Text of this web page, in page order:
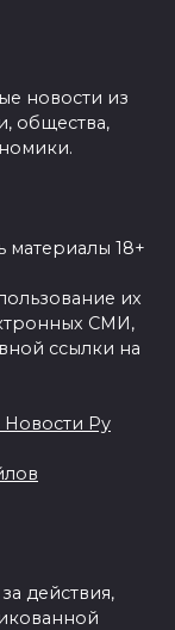
новости из
общества,
материалы 18+
их
СМИ,
ссылки на
Новости Ру
действия,